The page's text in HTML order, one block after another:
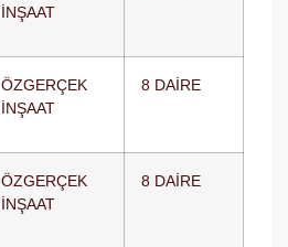
İNŞAAT
ÖZGERÇEK
İNŞAAT
8 DAİRE
ÖZGERÇEK
İNŞAAT
8 DAİRE